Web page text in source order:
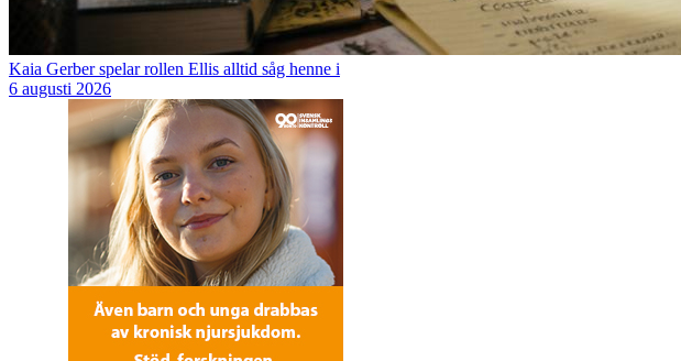
Kaia Gerber spelar rollen Ellis alltid såg henne i
6 augusti 2026